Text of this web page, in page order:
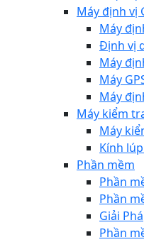
Máy định vị
Máy
Định vị
Máy
Máy
Máy
Máy kiểm
Máy
Kính
Phần mềm
Phần
Phần
Giải
Phần